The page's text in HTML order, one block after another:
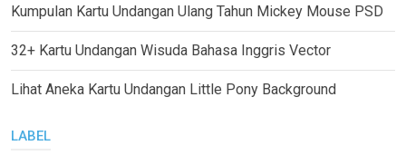
Kumpulan Kartu Undangan Ulang Tahun Mickey Mouse PSD
32+ Kartu Undangan Wisuda Bahasa Inggris Vector
Lihat Aneka Kartu Undangan Little Pony Background
LABEL